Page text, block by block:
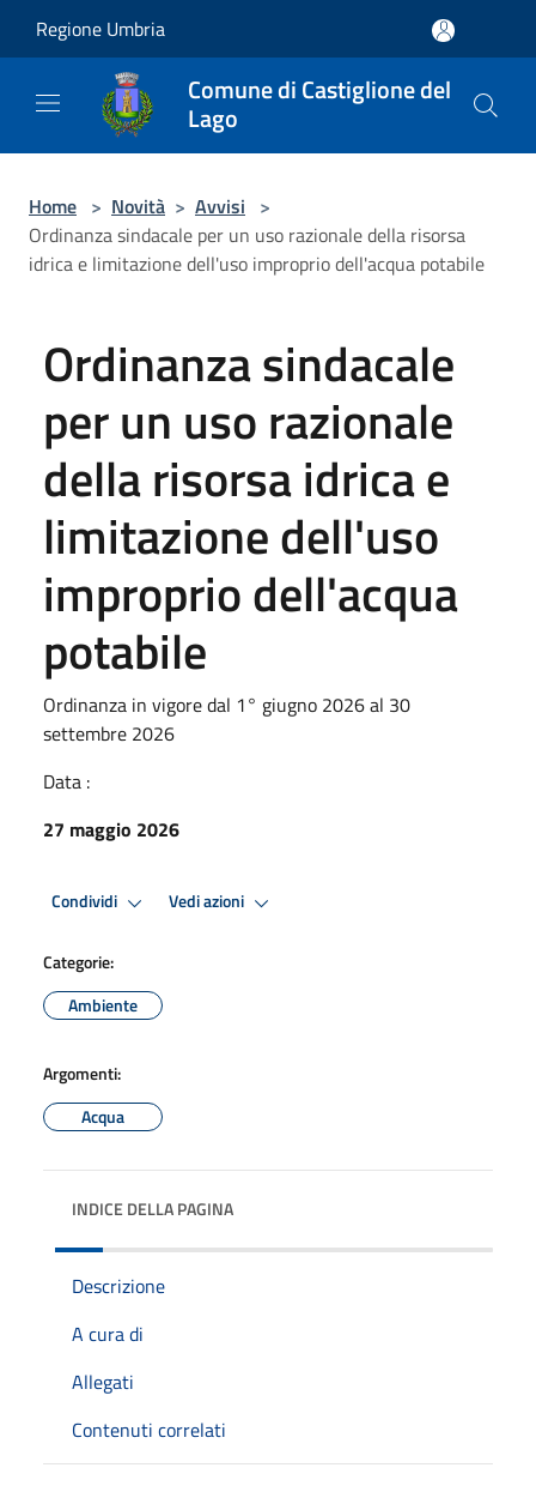
Regione Umbria
Comune di Castiglione del
Lago
Home > Novità > Avvisi >
Ordinanza sindacale per un uso razionale della risorsa
idrica e limitazione dell'uso improprio dell'acqua potabile
Ordinanza sindacale
per un uso razionale
della risorsa idrica e
limitazione dell'uso
improprio dell'acqua
potabile
Ordinanza in vigore dal 1° giugno 2026 al 30
settembre 2026
Data :
27 maggio 2026
Condividi Vedi azioni
Categorie:
Ambiente
Argomenti:
Acqua
INDICE DELLA PAGINA
Descrizione
A cura di
Allegati
Contenuti correlati